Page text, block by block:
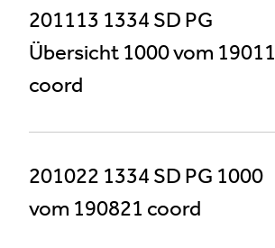
201113 1334 SD PG
Übersicht 1000 vom 19011
coord
201022 1334 SD PG 1000
vom 190821 coord